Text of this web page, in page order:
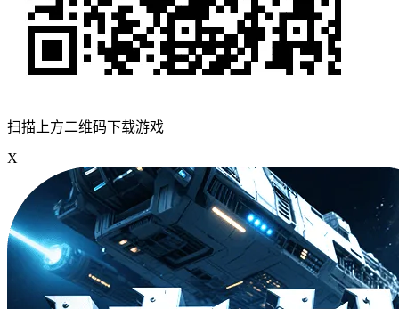
扫描上方二维码下载游戏
X